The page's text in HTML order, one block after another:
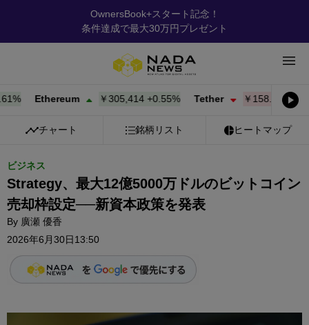
OwnersBook+スタート記念！
条件達成で最大30万円プレゼント
Ethereum ￥305,414+0.55% Tether ￥158.50-0.01%
チャート 銘柄リスト ヒートマップ
ビジネス
Strategy、最大12億5000万ドルのビットコイン
売却枠設定──新資本政策を発表
By 廣瀬 優香
2026年6月30日13:50